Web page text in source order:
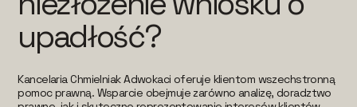
upadłość?
Kancelaria Chmielniak Adwokaci oferuje klientom wszechstronną
pomoc prawną. Wsparcie obejmuje zarówno analizę, doradztwo